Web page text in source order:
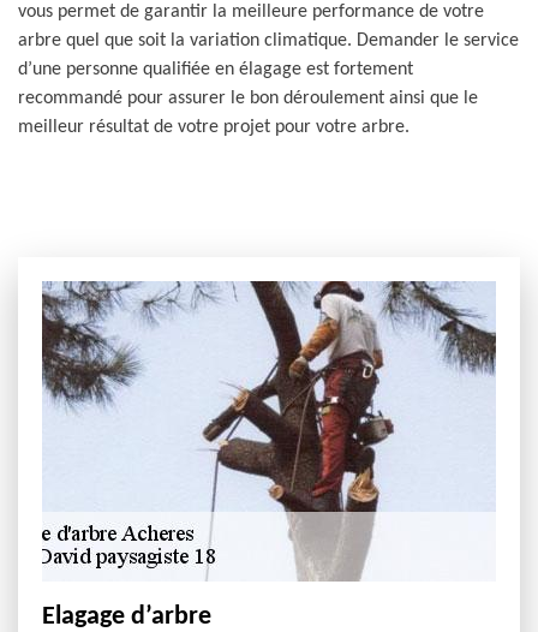
vous permet de garantir la meilleure performance de votre
arbre quel que soit la variation climatique. Demander le service
d’une personne qualifiée en élagage est fortement
recommandé pour assurer le bon déroulement ainsi que le
meilleur résultat de votre projet pour votre arbre.
Elagage d’arbre